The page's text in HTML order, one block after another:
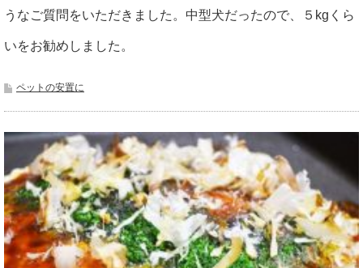
うなご質問をいただきました。中型犬だったので、５kgくら
いをお勧めしました。
ペットの安置に